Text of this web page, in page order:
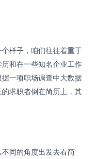
样子，咱们往往着重于
和在一些知名企业工作
一项职场调查中大数据
求职者倒在简历上，其
同的角度出发去看简